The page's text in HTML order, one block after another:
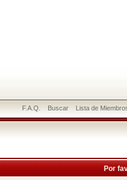
F.A.Q. Buscar Lista de
Por